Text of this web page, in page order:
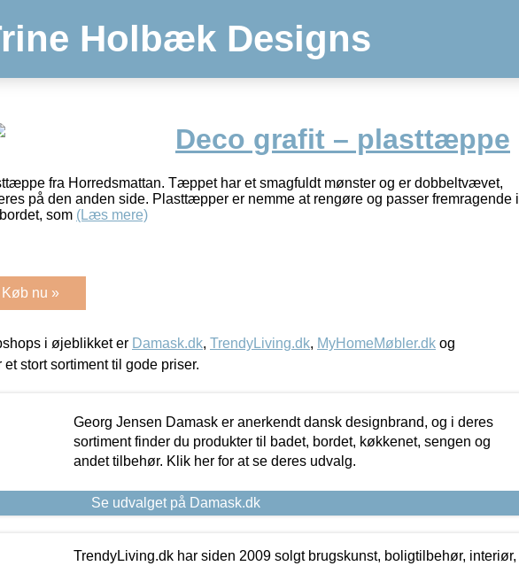
Holbæk Designs
Deco grafit – plasttæppe
fra Horredsmattan. Tæppet har et smagfuldt mønster og er dobbeltvævet,
på den anden side. Plasttæpper er nemme at rengøre og passer fremragende i
som (Læs mere)
Køb nu »
i øjeblikket er Damask.dk, TrendyLiving.dk, MyHomeMøbler.dk og
et stort sortiment til gode priser.
Georg Jensen Damask er anerkendt dansk designbrand, og i deres
sortiment finder du produkter til badet, bordet, køkkenet, sengen og
andet tilbehør. Klik her for at se deres udvalg.
Se udvalget på Damask.dk
TrendyLiving.dk har siden 2009 solgt brugskunst, boligtilbehør, interiør,